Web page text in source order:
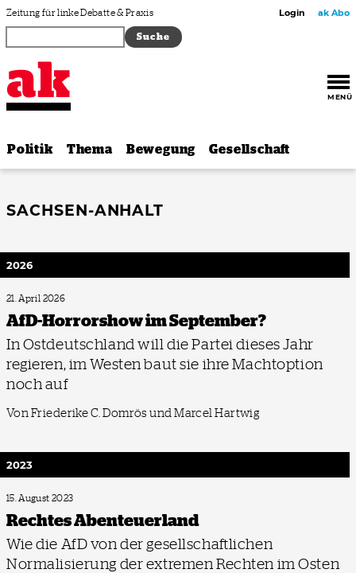
Zum Inhalt springen
Zeitung für linke Debatte & Praxis Login ak Abo
MENÜ
Politik Thema Bewegung Gesellschaft
SACHSEN-ANHALT
2026
21. April 2026
AfD-Horrorshow im September?
In Ostdeutschland will die Partei dieses Jahr
regieren, im Westen baut sie ihre Machtoption
noch auf
Von Friederike C. Domrös und Marcel Hartwig
2023
15. August 2023
Rechtes Abenteuerland
Wie die AfD von der gesellschaftlichen
Normalisierung der extremen Rechten im Osten